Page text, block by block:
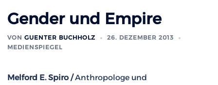
Gender und Empire
VON GUENTER BUCHHOLZ
26. DEZEMBER 2013
MEDIENSPIEGEL
Melford E. Spiro /Anthropologe und